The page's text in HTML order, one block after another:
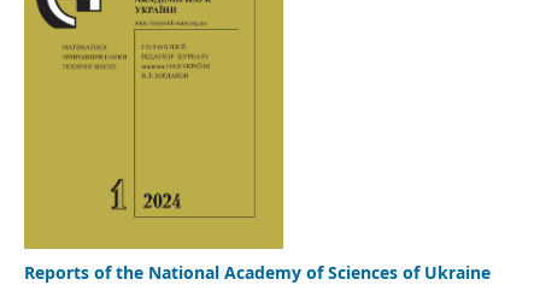
Reports of the National Academy of Sciences of Ukraine